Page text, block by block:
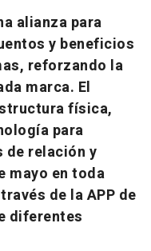
alianza para
y beneficios
reforzando la
marca. El
física,
para
de relación y
mayo en toda
de la APP de
diferentes